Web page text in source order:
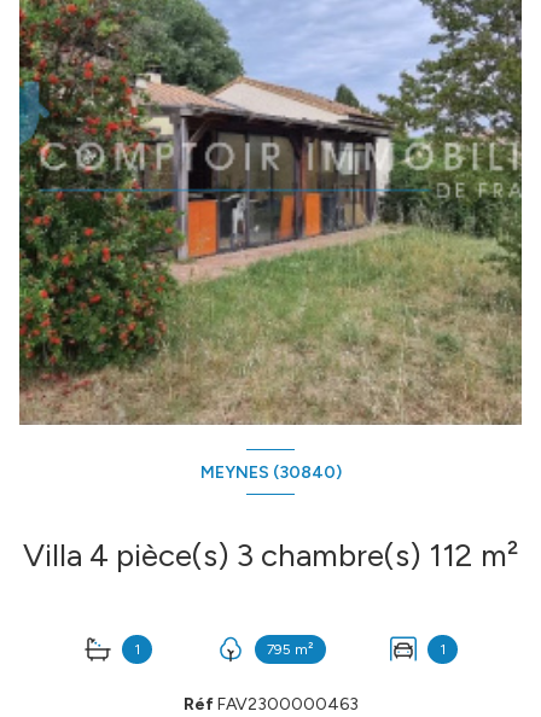
MEYNES (30840)
Villa 4 pièce(s) 3 chambre(s) 112 m²
1 795 m² 1
RéfFAV2300000463